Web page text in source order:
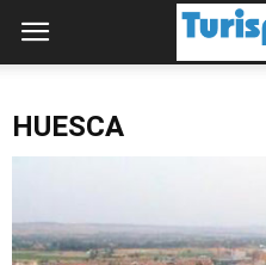
HUESCA